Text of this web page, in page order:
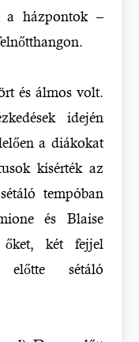
a házpontok –
és álmos volt.
idején
a diákokat
kísérték az
tempóban
és Blaise
őket, két fejjel
sétáló